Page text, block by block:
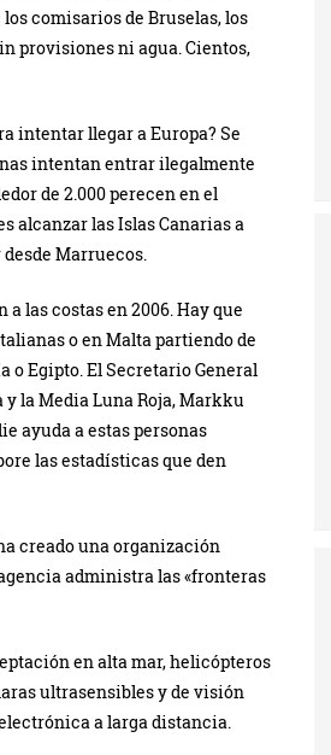
comisarios de Bruselas, los
provisiones ni agua. Cientos,
intentar llegar a Europa? Se
intentan entrar ilegalmente
de 2.000 perecen en el
alcanzar las Islas Canarias a
Marruecos.
las costas en 2006. Hay que
o en Malta partiendo de
o Egipto. El Secretario General
la Media Luna Roja, Markku
ayuda a estas personas
las estadísticas que den
creado una organización
administra las «fronteras
en alta mar, helicópteros
ultrasensibles y de visión
a larga distancia.